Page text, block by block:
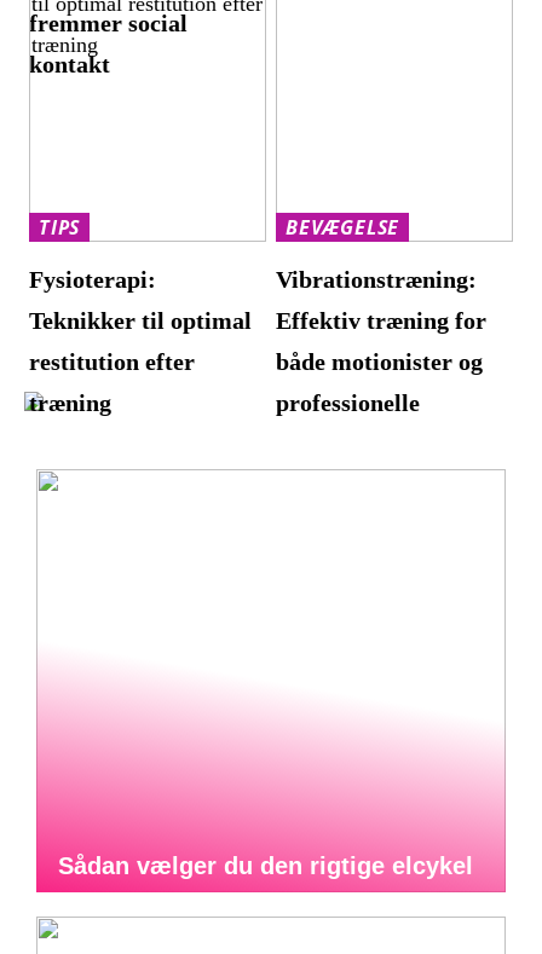
fremmer social
kontakt
TIPS
Fysioterapi:
Teknikker til optimal
restitution efter
træning
BEVÆGELSE
Vibrationstræning:
Effektiv træning for
både motionister og
professionelle
Sådan vælger du den rigtige elcykel